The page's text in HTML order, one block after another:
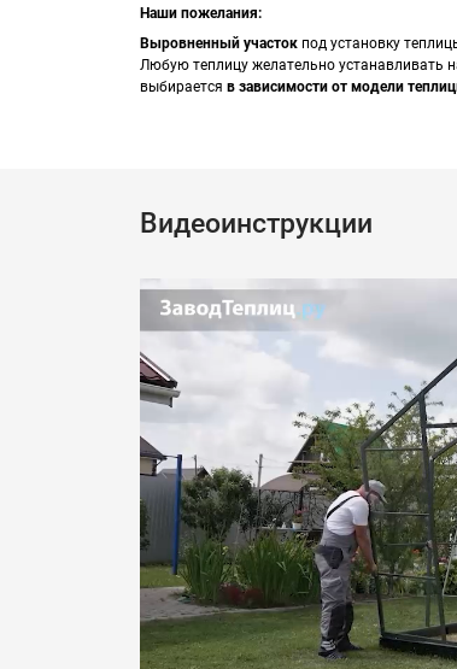
Наши пожелания:
Выровненный участокпод установку
Любую теплицу желательно устанавливать
выбирается в зависимости от модели
Видеоинструкции